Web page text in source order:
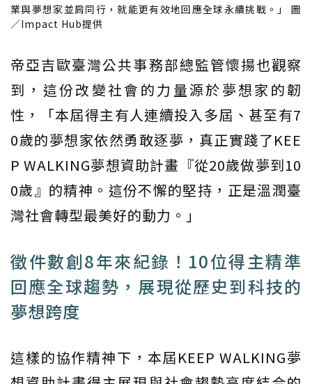
業與夢想家並肩同行，就能更有效地回應全球永續挑戰。」 圖
／Impact Hub提供
帝亞吉歐臺灣公共事務部總監管懷揚也觀察
到，這份改變社會的力量源於夢想家的韌
性，「本屆得主有人連續投入多屆、甚至有7
0歲的夢想家依然勇敢逐夢，真正實踐了KEE
P WALKING夢想資助計畫『從20歲做夢到10
0歲』的精神。這份不懈的堅持，正是溫潤臺
灣社會轉型最美好的動力。」
徵件數創8年來紀錄！10位得主精準
回應全球趨勢，展現從歷史到科技的
夢想跨度
這樣的協作精神下，本屆KEEP WALKING夢